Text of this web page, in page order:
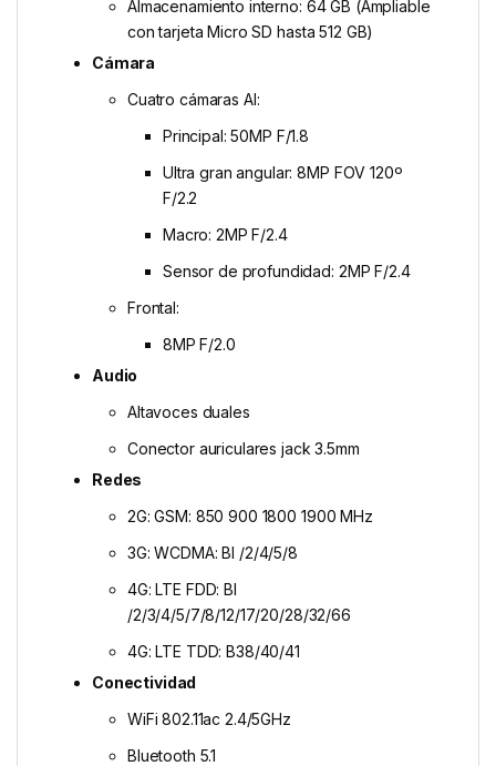
Almacenamiento interno: 64 GB (Ampliable
con tarjeta Micro SD hasta 512 GB)
Cámara
Cuatro cámaras AI:
Principal: 50MP F/1.8
Ultra gran angular: 8MP FOV 120º
F/2.2
Macro: 2MP F/2.4
Sensor de profundidad: 2MP F/2.4
Frontal:
8MP F/2.0
Audio
Altavoces duales
Conector auriculares jack 3.5mm
Redes
2G: GSM: 850 900 1800 1900 MHz
3G: WCDMA: Bl /2/4/5/8
4G: LTE FDD: Bl
/2/3/4/5/7/8/12/17/20/28/32/66
4G: LTE TDD: B38/40/41
Conectividad
WiFi 802.11ac 2.4/5GHz
Bluetooth 5.1